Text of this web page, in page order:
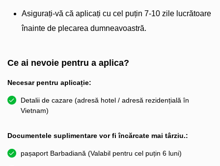
Asigurați-vă că aplicați cu cel puțin 7-10 zile lucrătoare
înainte de plecarea dumneavoastră.
Ce ai nevoie pentru a aplica?
Necesar pentru aplicație:
Detalii de cazare (adresă hotel / adresă rezidențială în
Vietnam)
Documentele suplimentare vor fi încărcate mai târziu.:
pașaport Barbadiană (Valabil pentru cel puțin 6 luni)